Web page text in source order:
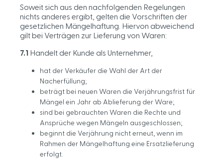
Soweit sich aus den nachfolgenden Regelungen
nichts anderes ergibt, gelten die Vorschriften der
gesetzlichen Mängelhaftung. Hiervon abweichend
gilt bei Verträgen zur Lieferung von Waren:
7.1 Handelt der Kunde als Unternehmer,
hat der Verkäufer die Wahl der Art der
Nacherfüllung;
beträgt bei neuen Waren die Verjährungsfrist für
Mängel ein Jahr ab Ablieferung der Ware;
sind bei gebrauchten Waren die Rechte und
Ansprüche wegen Mängeln ausgeschlossen;
beginnt die Verjährung nicht erneut, wenn im
Rahmen der Mängelhaftung eine Ersatzlieferung
erfolgt.